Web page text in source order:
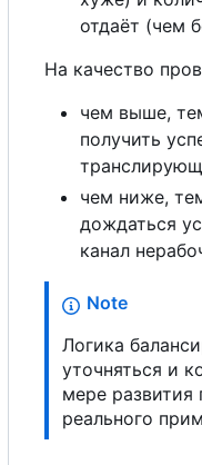
отдаёт (чем
На качество
чем выше,
получить
чем ниже,
дождаться
канал
Note
Логика
уточняться и
мере развития
реального